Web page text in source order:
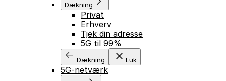
Dækning
Privat
Erhverv
Tjek din adresse
5G til 99%
Dækning Luk
5G-netværk